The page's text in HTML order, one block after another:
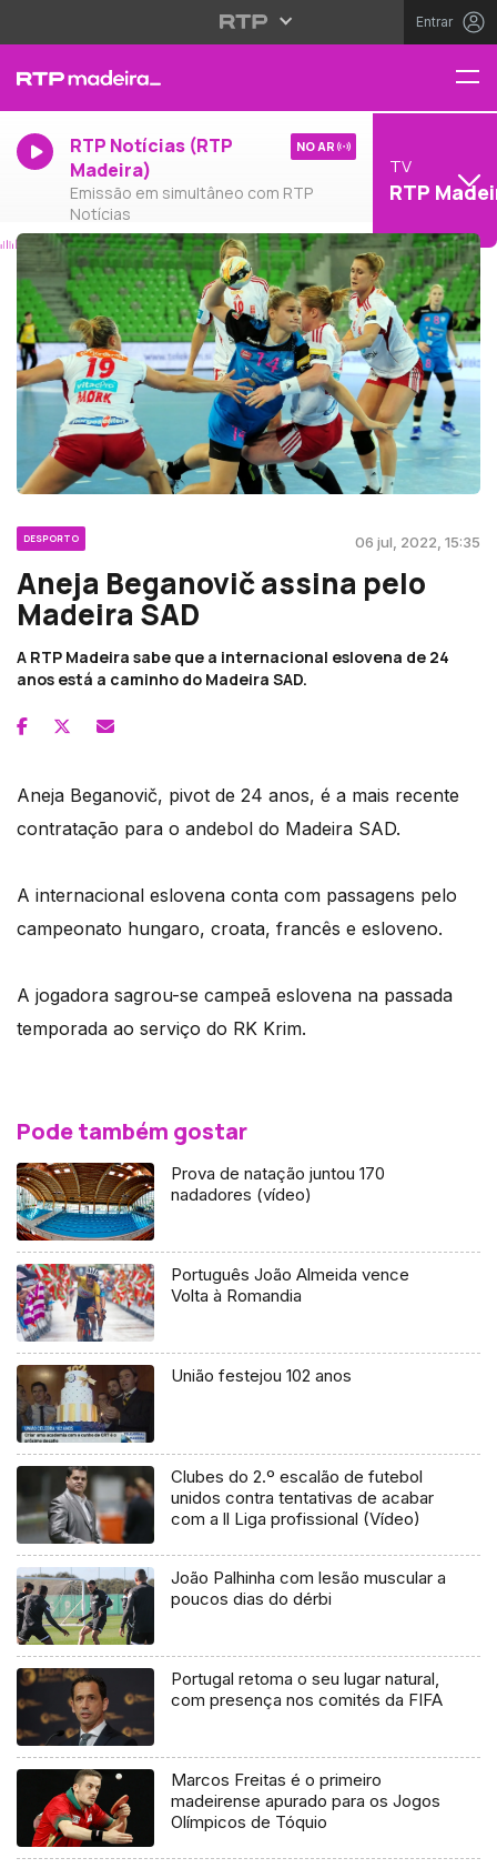
Entrar
RTP Notícias (RTP
Madeira)
Emissão em simultâneo com RTP
Notícias
NO AR
TV
RTP
DESPORTO 06 jul, 2022, 15:35
Aneja Beganovič assina pelo
Madeira SAD
A RTP Madeira sabe que a internacional eslovena de 24
anos está a caminho do Madeira SAD.
Aneja Beganovič, pivot de 24 anos, é a mais recente
contratação para o andebol do Madeira SAD.
A internacional eslovena conta com passagens pelo
campeonato hungaro, croata, francês e esloveno.
A jogadora sagrou-se campeã eslovena na passada
temporada ao serviço do RK Krim.
Pode também gostar
Prova de natação juntou 170
nadadores (vídeo)
Português João Almeida vence
Volta à Romandia
União festejou 102 anos
Clubes do 2.º escalão de futebol
unidos contra tentativas de acabar
com a ll Liga profissional (Vídeo)
João Palhinha com lesão muscular a
poucos dias do dérbi
Portugal retoma o seu lugar natural,
com presença nos comités da FIFA
Marcos Freitas é o primeiro
madeirense apurado para os Jogos
Olímpicos de Tóquio